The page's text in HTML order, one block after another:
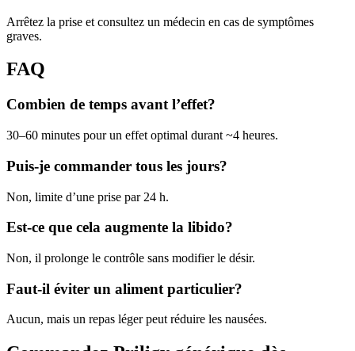
Arrêtez la prise et consultez un médecin en cas de symptômes
graves.
FAQ
Combien de temps avant l’effet?
30–60 minutes pour un effet optimal durant ~4 heures.
Puis-je commander tous les jours?
Non, limite d’une prise par 24 h.
Est-ce que cela augmente la libido?
Non, il prolonge le contrôle sans modifier le désir.
Faut-il éviter un aliment particulier?
Aucun, mais un repas léger peut réduire les nausées.